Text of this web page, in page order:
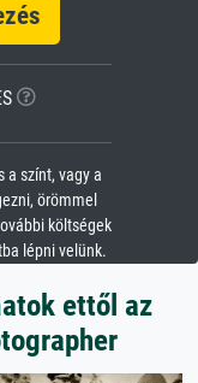
a színt, vagy a
örömmel
költségek
lépni velünk.
ettől az